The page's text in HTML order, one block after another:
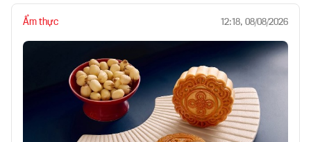
Ẩm thực 12:18, 08/08/2026